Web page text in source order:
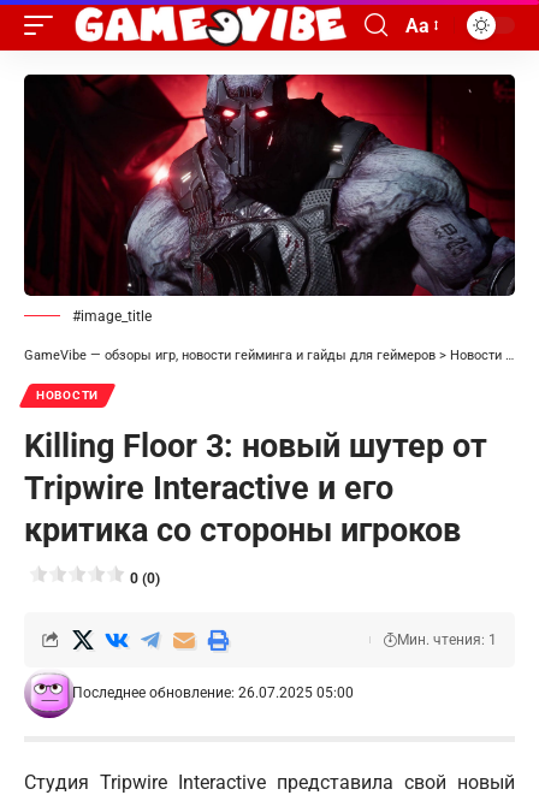
Aa
#image_title
GameVibe — обзоры игр, новости гейминга и гайды для геймеров > Новости
НОВОСТИ
Killing Floor 3: новый шутер от
Tripwire Interactive и его
критика со стороны игроков
0 (0)
Последнее обновление: 26.07.2025 05:00
Мин. чтения: 1
Студия Tripwire Interactive представила свой новый